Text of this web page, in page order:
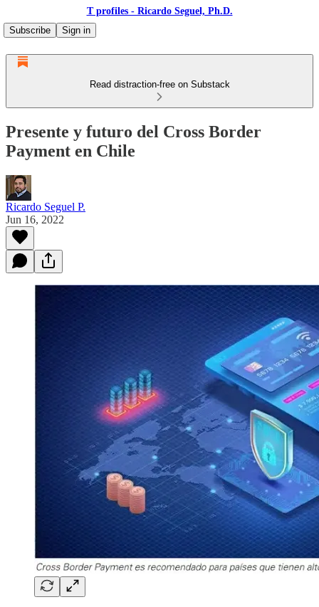
T profiles - Ricardo Seguel, Ph.D.
Subscribe
Sign in
Read distraction-free on Substack
Presente y futuro del Cross Border
Payment en Chile
Ricardo Seguel P.
Jun 16, 2022